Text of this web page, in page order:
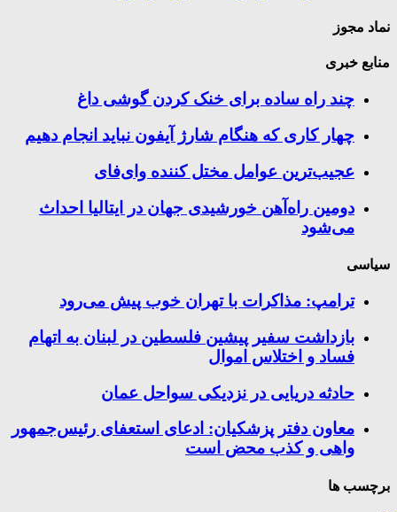
نماد مجوز
منابع خبری
چند راه‌ ساده برای خنک کردن گوشی داغ
چهار کاری که هنگام شارژ آیفون نباید انجام دهیم
عجیب‌ترین عوامل مختل کننده وای‌فای
دومین راه‌آهن خورشیدی جهان در ایتالیا احداث
می‌شود
سیاسی
ترامپ: مذاکرات با تهران خوب پیش می‌رود
بازداشت سفیر پیشین فلسطین در لبنان به اتهام
فساد و اختلاس اموال
حادثه دریایی در نزدیکی سواحل عمان
معاون دفتر پزشکیان: ادعای استعفای رئیس‌جمهور
واهی و کذب محض است
برچسب ها